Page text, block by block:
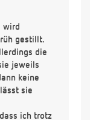
wird
gestillt.
die
jeweils
keine
sie
ich trotz